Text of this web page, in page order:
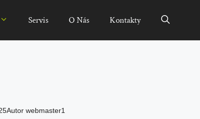
Servis O Nás Kontakty
Autor webmaster1